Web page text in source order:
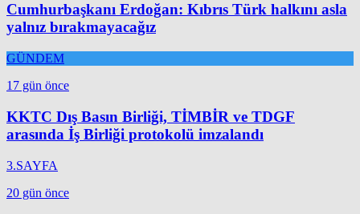
Cumhurbaşkanı Erdoğan: Kıbrıs Türk halkını asla
yalnız bırakmayacağız
GÜNDEM
17 gün önce
KKTC Dış Basın Birliği, TİMBİR ve TDGF
arasında İş Birliği protokolü imzalandı
3.SAYFA
20 gün önce